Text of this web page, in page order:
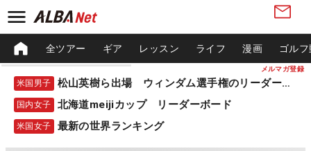
メルマガ登録
全ツアー ギア レッスン ライフ 漫画 ゴル
米国男子 松山英樹ら出場 ウィンダム選手権のリーダーボード
国内女子 北海道meijiカップ リーダーボード
米国女子 最新の世界ランキング